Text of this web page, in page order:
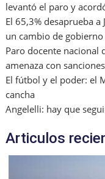
levantó el paro y
El 65,3% desaprueba
un cambio de
Paro docente nacional
amenaza con
El fútbol y el poder: el
cancha
Angelelli: hay que
Articulos